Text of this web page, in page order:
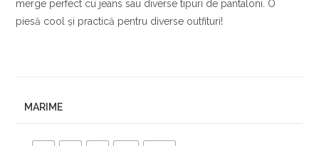
merge perfect cu jeans sau diverse tipuri de pantaloni. O
piesă cool și practică pentru diverse outfituri!
MARIME